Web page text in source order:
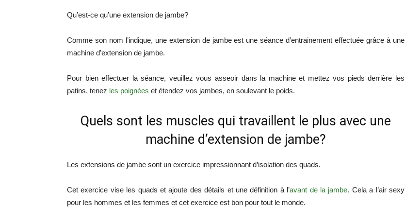
Qu’est-ce qu’une extension de jambe?
Comme son nom l’indique, une extension de jambe est une séance d’entrainement effectuée grâce à une
machine d’extension de jambe.
Pour bien effectuer la séance, veuillez vous asseoir dans la machine et mettez vos pieds derrière les
patins, tenez les poignées et étendez vos jambes, en soulevant le poids.
Quels sont les muscles qui travaillent le plus avec une
machine d’extension de jambe?
Les extensions de jambe sont un exercice impressionnant d’isolation des quads.
Cet exercice vise les quads et ajoute des détails et une définition à l’avant de la jambe. Cela a l’air sexy
pour les hommes et les femmes et cet exercice est bon pour tout le monde.